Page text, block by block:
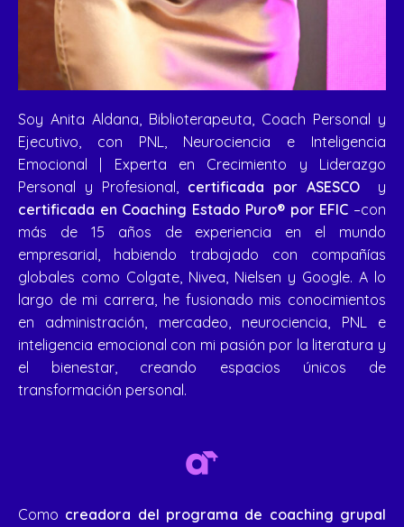
Soy Anita Aldana, Biblioterapeuta, Coach Personal y
Ejecutivo, con PNL, Neurociencia e Inteligencia
Emocional | Experta en Crecimiento y Liderazgo
Personal y Profesional, certificada por ASESCO y
certificada en Coaching Estado Puro® por EFIC –con
más de 15 años de experiencia en el mundo
empresarial, habiendo trabajado con compañías
globales como Colgate, Nivea, Nielsen y Google. A lo
largo de mi carrera, he fusionado mis conocimientos
en administración, mercadeo, neurociencia, PNL e
inteligencia emocional con mi pasión por la literatura y
el bienestar, creando espacios únicos de
transformación personal.
Como creadora del programa de coaching grupal